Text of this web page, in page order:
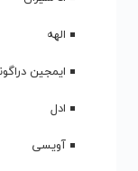
الهه
ایمجین
ادل
آویسی